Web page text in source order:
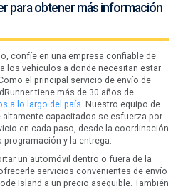
para obtener más información
confíe en una empresa confiable de
los vehículos a donde necesitan estar
el principal servicio de envío de
tiene más de 30 años de
a lo largo del país. Nuestro equipo de
capacitados se esfuerza por
en cada paso, desde la coordinación
y la entrega.
un automóvil dentro o fuera de la
servicios convenientes de envío
Island a un precio asequible. También